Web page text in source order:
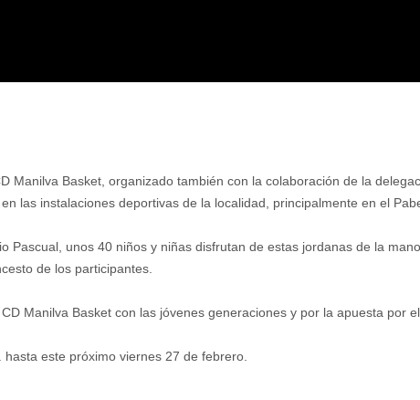
Manilva Basket, organizado también con la colaboración de la
las instalaciones deportivas de la localidad, principalmente en el
Pascual, unos 40 niños y niñas disfrutan de estas jordanas de la
de los participantes.
Manilva Basket con las jóvenes generaciones y por la apuesta por
este próximo viernes 27 de febrero.